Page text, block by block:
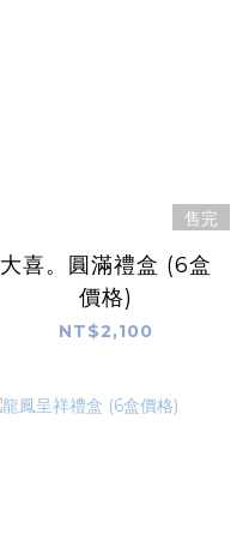
售完
大喜。圓滿禮盒 (6盒
價格)
NT$2,100